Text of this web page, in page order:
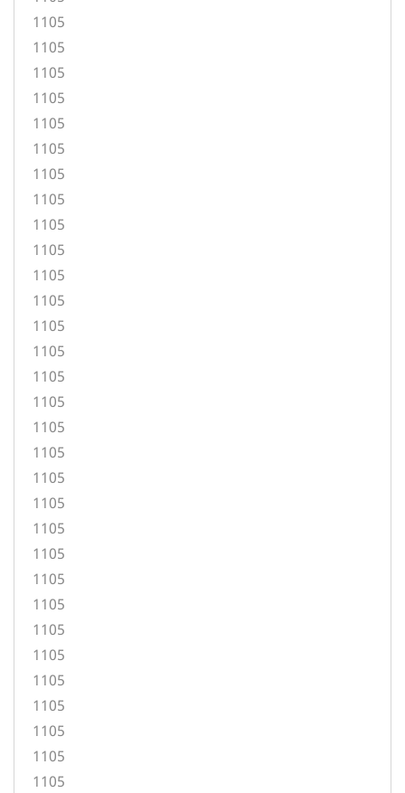
1105
1105
1105
1105
1105
1105
1105
1105
1105
1105
1105
1105
1105
1105
1105
1105
1105
1105
1105
1105
1105
1105
1105
1105
1105
1105
1105
1105
1105
1105
1105